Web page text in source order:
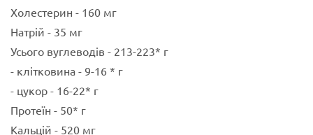
Холестерин - 160 мг
Натрій - 35 мг
Усього вуглеводів - 213-223* г
- клітковина - 9-16 * г
- цукор - 16-22* г
Протеїн - 50* г
Кальцій - 520 мг